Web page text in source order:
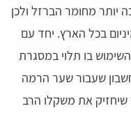
יותר מחומר הברזל ולכן
בכל הארץ. יחד עם
בו תלוי במסגרת
שעבור שער הרמה
שיחזיק את משקלו הרב